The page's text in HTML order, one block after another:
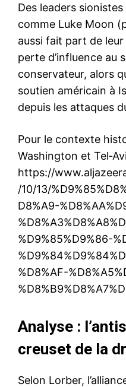
Des leaders
comme Luke Moon
aussi fait part de
perte d’influence au
conservateur, alors
soutien américain à
depuis les attaques
Pour le contexte
Washington et
https://
/10/13/
D8%A9-
%D9%85%D9%86-
%D8%AF-
Analyse :
creuset de la
Selon Lorber,